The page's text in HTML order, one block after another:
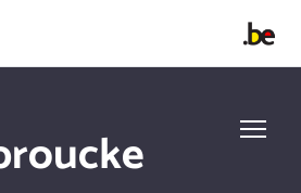
gaan